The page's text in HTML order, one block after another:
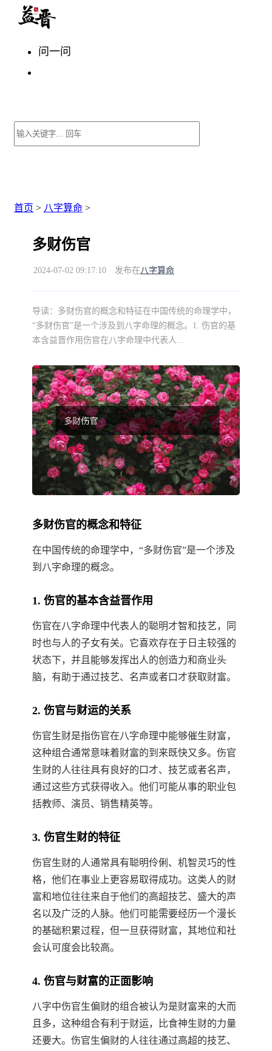
问一问
首页 > 八字算命 >
多财伤官
2024-07-02 09:17:10 发布在八字算命
导读： 多财伤官的概念和特征在中国传统的命理学中，
“多财伤官”是一个涉及到八字命理的概念。1. 伤官的基
本含益晋作用伤官在八字命理中代表人...
多财伤官的概念和特征
在中国传统的命理学中，“多财伤官”是一个涉及
到八字命理的概念。
1. 伤官的基本含益晋作用
伤官在八字命理中代表人的聪明才智和技艺，同
时也与人的子女有关。它喜欢存在于日主较强的
状态下，并且能够发挥出人的创造力和商业头
脑，有助于通过技艺、名声或者口才获取财富。
2. 伤官与财运的关系
伤官生财是指伤官在八字命理中能够催生财富，
这种组合通常意味着财富的到来既快又多。伤官
生财的人往往具有良好的口才、技艺或者名声，
通过这些方式获得收入。他们可能从事的职业包
括教师、演员、销售精英等。
3. 伤官生财的特征
伤官生财的人通常具有聪明伶俐、机智灵巧的性
格，他们在事业上更容易取得成功。这类人的财
富和地位往往来自于他们的高超技艺、盛大的声
名以及广泛的人脉。他们可能需要经历一个漫长
的基础积累过程，但一旦获得财富，其地位和社
会认可度会比较高。
4. 伤官与财富的正面影响
八字中伤官生偏财的组合被认为是财富来的大而
且多，这种组合有利于财运，比食神生财的力量
还要大。伤官生偏财的人往往通过高超的技艺、